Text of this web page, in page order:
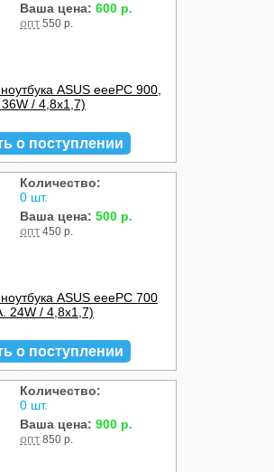
Ваша цена: 600 р.
опт 550 р.
ASUS eeePC 900,
/ 4,8x1,7)
о поступлении
Количество:
0 шт.
Ваша цена: 500 р.
опт 450 р.
ASUS eeePC 700
24W / 4,8х1,7)
о поступлении
Количество:
0 шт.
Ваша цена: 900 р.
опт 850 р.